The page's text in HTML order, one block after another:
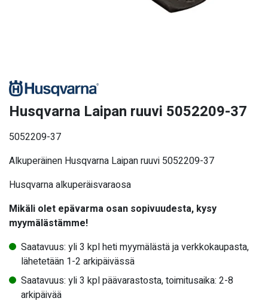
Husqvarna Laipan ruuvi 5052209-37
5052209-37
Alkuperäinen Husqvarna Laipan ruuvi 5052209-37
Husqvarna alkuperäisvaraosa
Mikäli olet epävarma osan sopivuudesta, kysy
myymälästämme!
Saatavuus: yli 3 kpl heti myymälästä ja verkkokaupasta,
lähetetään 1-2 arkipäivässä
Saatavuus: yli 3 kpl päävarastosta, toimitusaika: 2-8
arkipäivää